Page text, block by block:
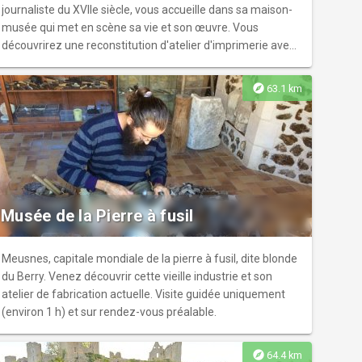
journaliste du XVIIe siècle, vous accueille dans sa maison-
musée qui met en scène sa vie et son œuvre. Vous
découvrirez une reconstitution d'atelier d'imprimerie avec
de 1631 à 1915, l'herboristerie et les pratiques médicales
de l'époque, le salon réunissant les personnalités
marquantes de Loudun, notamment Urbain Grandier, la
salle d'exposition et une présentation des prix Renaudot.
explore 63.1 km
Musée de la Pierre à fusil
Meusnes, capitale mondiale de la pierre à fusil, dite blonde
du Berry. Venez découvrir cette vieille industrie et son
atelier de fabrication actuelle. Visite guidée uniquement
(environ 1 h) et sur rendez-vous préalable.
explore 64.4 km